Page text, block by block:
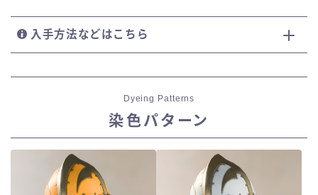
入手方法などはこちら
Dyeing Patterns
染色パターン